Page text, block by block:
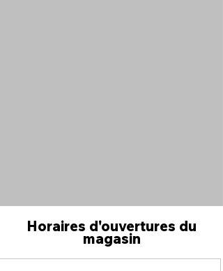
Horaires d'ouvertures du
magasin